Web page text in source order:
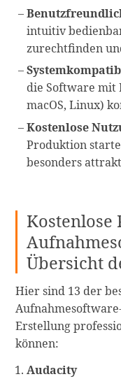
intuitiv
zurechtfinden
die Software mit
macOS, Linux)
Kostenlose
Produktion
besonders
Kostenlose
Übersicht
Hier sind 13 der
Erstellung
können:
Audacity